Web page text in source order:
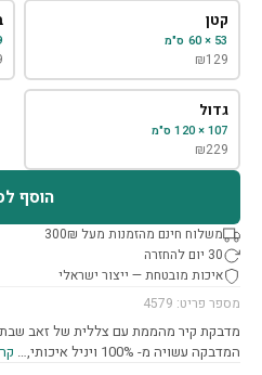
קטן
53 × 60 ס"מ
₪129
גדול
107 × 120 ס"מ
₪229
הוסף
משלוח חינם מהזמנות מעל 300₪
30 יום להחזרה
איכות מובטחת — ייצור ישראלי
מספר פריט: 4579
מדבקת קיר מהממת עם צללית של זאב
המדבקה עשויה מ- 100% ויניל איכותי,…